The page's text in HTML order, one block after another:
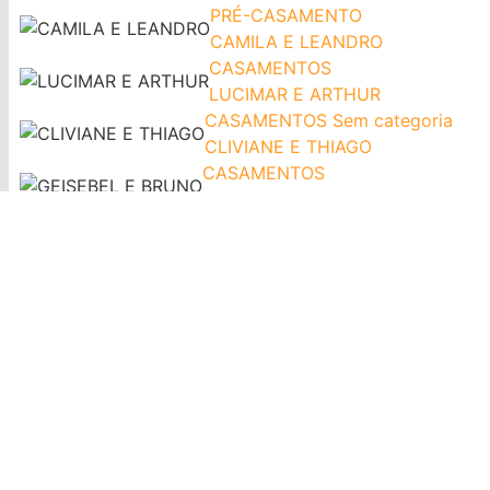
PRÉ-CASAMENTO
CAMILA E LEANDRO
CASAMENTOS
LUCIMAR E ARTHUR
CASAMENTOS Sem categoria
CLIVIANE E THIAGO
CASAMENTOS